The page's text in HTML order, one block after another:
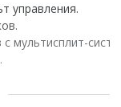
управления.
мультисплит-